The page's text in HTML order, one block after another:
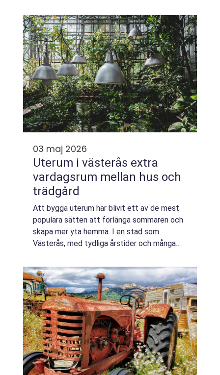
både på land og ved vand. Både er o...
03 maj 2026
Uterum i västerås extra
vardagsrum mellan hus och
trädgård
Att bygga uterum har blivit ett av de mest
populära sätten att förlänga sommaren och
skapa mer yta hemma. I en stad som
Västerås, med tydliga årstider och många
ett genomtänkt uterum en möjlighet att
använda...